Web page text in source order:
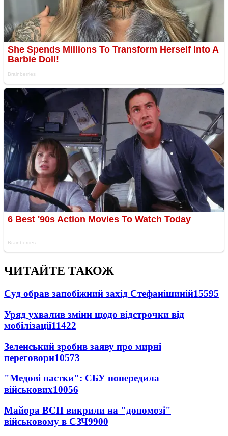
ЧИТАЙТЕ ТАКОЖ
Суд обрав запобіжний захід Стефанішиній15595
Уряд ухвалив зміни щодо відстрочки від
мобілізації11422
Зеленський зробив заяву про мирні
переговори10573
"Медові пастки": СБУ попередила
військових10056
Майора ВСП викрили на "допомозі"
військовому в СЗЧ9900